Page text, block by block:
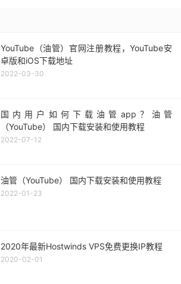
YouTube（油管）官网注册教程，YouTube安
卓版和iOS下载地址
2022-03-30
国内用户如何下载油管app？油管
（YouTube） 国内下载安装和使用教程
2022-07-12
油管（YouTube） 国内下载安装和使用教程
2022-01-23
2020年最新Hostwinds VPS免费更换IP教程
2020-02-01